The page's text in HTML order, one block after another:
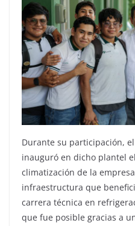
Durante su participación,
inauguró en dicho plantel
climatización de la
infraestructura que
carrera técnica en
que fue posible gracias a